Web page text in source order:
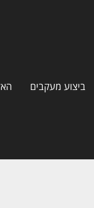
ביצוע מעקבים